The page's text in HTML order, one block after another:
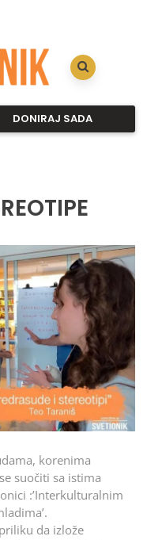
DONIRAJ SADA
korenima
suočiti sa istima
:’Interkulturalnim
da izlože